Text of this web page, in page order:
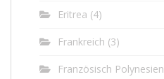
Eritrea (4)
Frankreich (3)
Französisch Polynesien